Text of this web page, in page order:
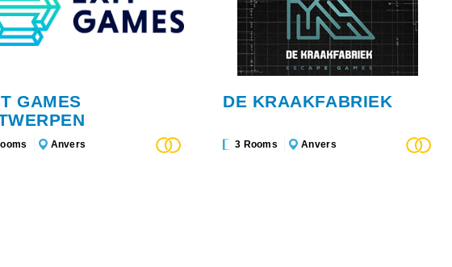
GAMES
Anvers
DE KRAAKFABRIEK
3 Rooms Anvers